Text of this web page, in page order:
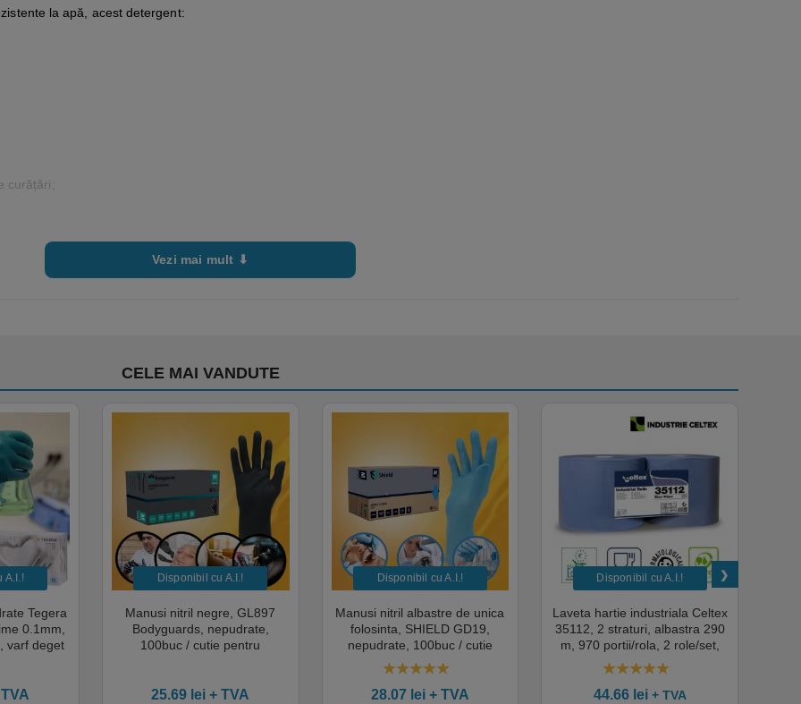
la apă, acest detergent:
curățări;
Vezi mai mult ⬇
CELE MAI VANDUTE
A.I.​!
Tegera
0.1mm,
varf deget
Disponibil cu A.I.​!
Manusi nitril negre, GL897
Bodyguards, nepudrate,
100buc / cutie pentru
industrial, calitate premium
25.69 lei + TVA
Disponibil cu A.I.​!
Manusi nitril albastre de unica
folosinta, SHIELD GD19,
nepudrate, 100buc / cutie
pentru Medical, HoReCa,
saloane si domeniul industrial,
calitate premium
28.07 lei+ TVA
Disponibil cu A.I.​!
Laveta hartie industriala Celtex
35112, 2 straturi, albastra 290
m, 970 portii/rola, 2 role/set,
certificata pentru industria
alimentara, Ecolabel
44.66 lei + TVA